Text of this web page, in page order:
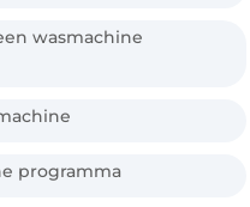
wasmachine
programma